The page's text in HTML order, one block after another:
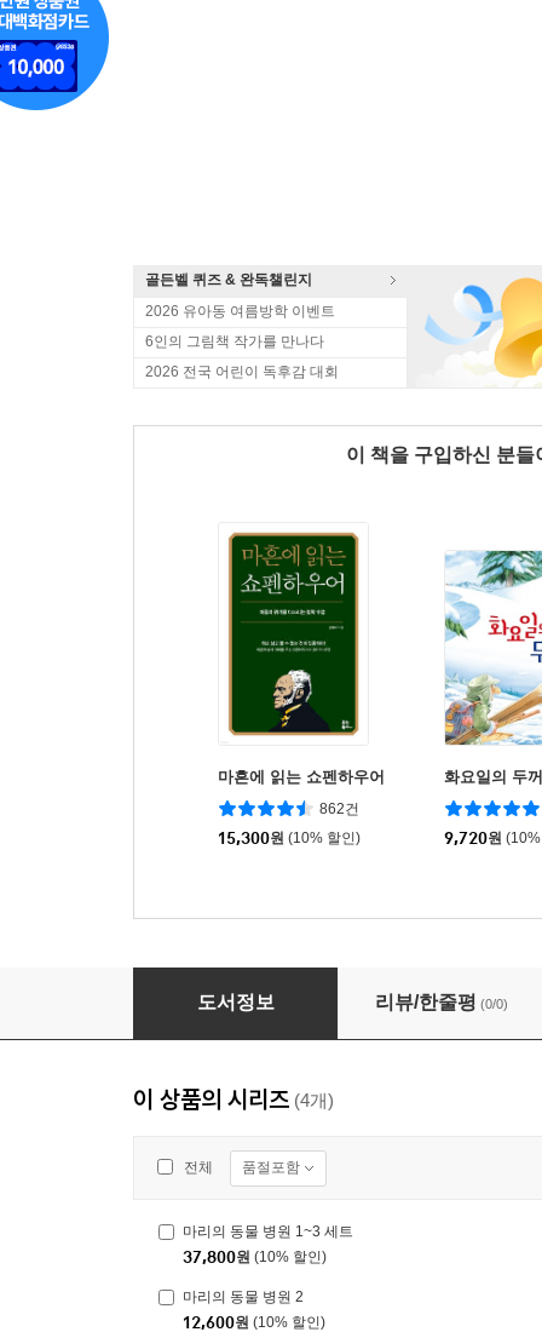
골든벨 퀴즈 & 완독챌린지
2026 유아동 여름방학 이벤트
6인의 그림책 작가를 만나다
2026 전국 어린이 독후감 대회
이 책을 구입하신 분
마흔에 읽는 쇼펜하우어
862건
15,300원 (10% 할인)
화요일의 두
9,720원
마리의 동물 병원 1~3 세트
도서정보 리뷰/한줄평 (0/0)
이 상품의 시리즈 (4개)
전체 품절포함
마리의 동물 병원 1~3 세트
37,800원 (10% 할인)
마리의 동물 병원 2
12,600원 (10% 할인)